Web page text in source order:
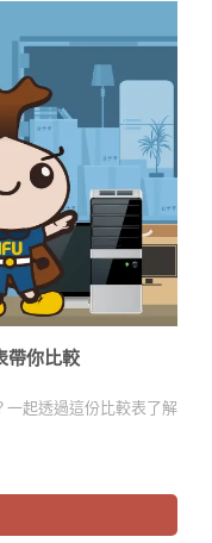
帶你比較
一起透過這份比較表了解